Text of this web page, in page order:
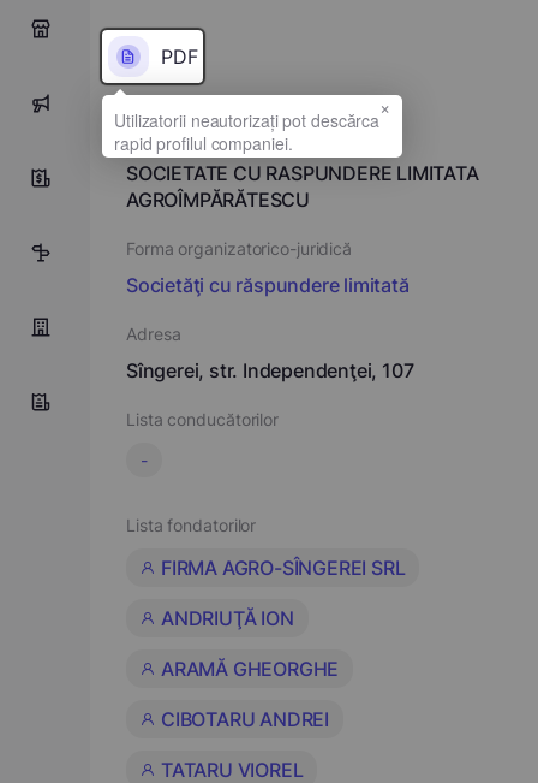
0
1
PDF
Denumirea completă
SOCIETATE CU RASPUNDERE LIMITATA
AGROÎMPĂRĂTESCU
Forma organizatorico-juridică
Societăţi cu răspundere limitată
Adresa
Sîngerei, str. Independenţei, 107
Lista conducătorilor
-
Lista fondatorilor
FIRMA AGRO-SÎNGEREI SRL
ANDRIUŢĂ ION
ARAMĂ GHEORGHE
CIBOTARU ANDREI
TATARU VIOREL
×